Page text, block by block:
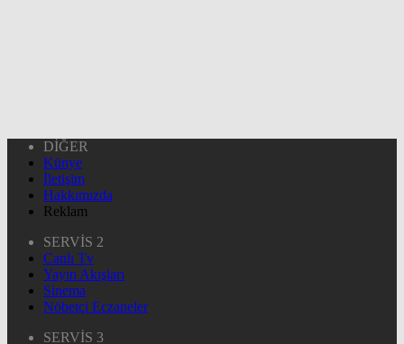
DİĞER
Künye
İletişim
Hakkımızda
Reklam
SERVİS 2
Canlı Tv
Yayın Akışları
Sinema
Nöbetçi Eczaneler
SERVİS 3